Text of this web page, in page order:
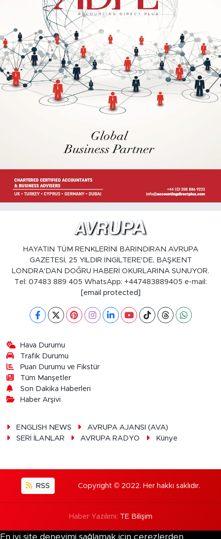
HAYATIN TÜM RENKLERİNİ BARINDIRAN AVRUPA
GAZETESİ, 25 YILDIR İNGİLTERE'DE, BAŞKENT
LONDRA'DAN DOĞRU HABERİ OKURLARINA SUNUYOR.
Tel: 07483 889 405 WhatsApp: +447483889405 e-mail:
[email protected]
Hava Durumu
Trafik Durumu
Puan Durumu ve Fikstür
Tüm Manşetler
Son Dakika Haberleri
Haber Arşivi
ENGLISH NEWS
AVRUPA AJANSI (AVA)
SERİ İLANLAR
AVRUPA RADYO Künye
RSS Copyright © 2022. Her hakkı saklıdır.
Haber Yazılımı: TE Bilişim
En iyi site deneyimi sağlamak için çerezlerden